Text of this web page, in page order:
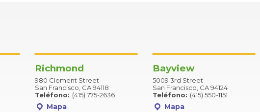
Richmond
980 Clement Street
San Francisco, CA 94118
Teléfono: (415) 775-2636
Mapa
Bayview
5009 3rd Street
San Francisco, CA 94124
Teléfono: (415) 550-1151
Mapa